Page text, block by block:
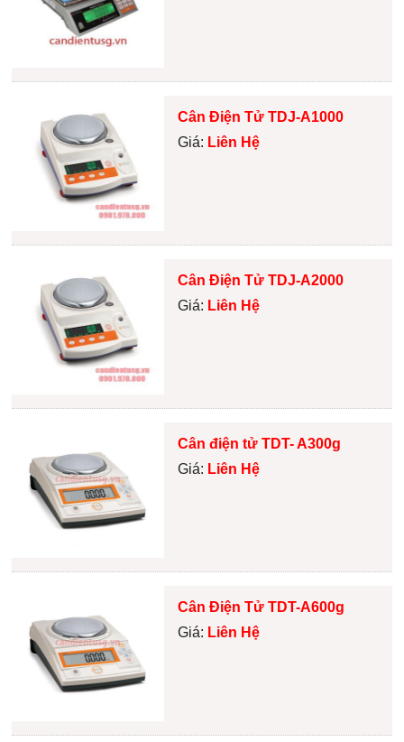
Cân Điện Tử TDJ-A1000
Giá: Liên Hệ
Cân Điện Tử TDJ-A2000
Giá: Liên Hệ
Cân điện tử TDT- A300g
Giá: Liên Hệ
Cân Điện Tử TDT-A600g
Giá: Liên Hệ